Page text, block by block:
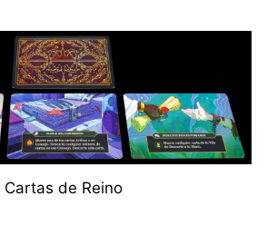
Cartas de Reino